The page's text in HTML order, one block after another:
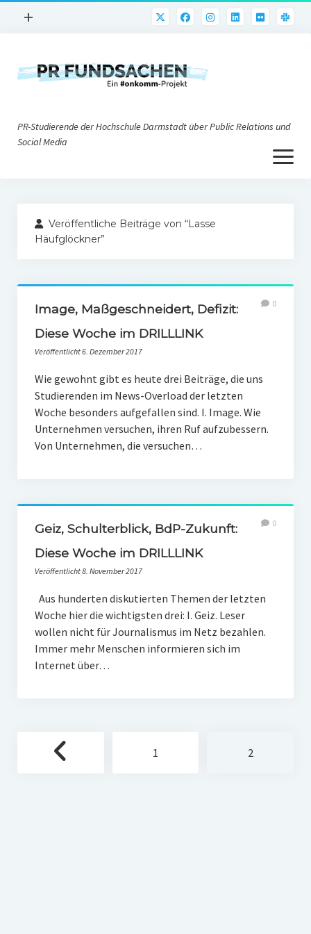
Menü
+
PR@h_da
Nonprofit-PR
Corporate Weblogs
Social Media
PR-Theorie
PR-Studien
Infografik-Themengarten
Wasserknappheit in Deutschland
Klimaneutrales Tanken
Vom Trend zur Tonne
PR-Studierende der Hochschule Darmstadt über Public Relations und
Social Media
Menü
öffnen
Impressum
Veröffentliche Beiträge von “Lasse
Häufglöckner”
Image, Maßgeschneidert, Defizit:
Diese Woche im DRILLLINK
Veröffentlicht 6. Dezember 2017
0
Wie gewohnt gibt es heute drei Beiträge, die uns
Studierenden im News-Overload der letzten
Woche besonders aufgefallen sind. I. Image. Wie
Unternehmen versuchen, ihren Ruf aufzubessern.
Von Unternehmen, die versuchen…
Geiz, Schulterblick, BdP-Zukunft:
Diese Woche im DRILLLINK
Veröffentlicht 8. November 2017
0
Aus hunderten diskutierten Themen der letzten
Woche hier die wichtigsten drei: I. Geiz. Leser
wollen nicht für Journalismus im Netz bezahlen.
Immer mehr Menschen informieren sich im
Internet über…
Seitennummerierung
1 2